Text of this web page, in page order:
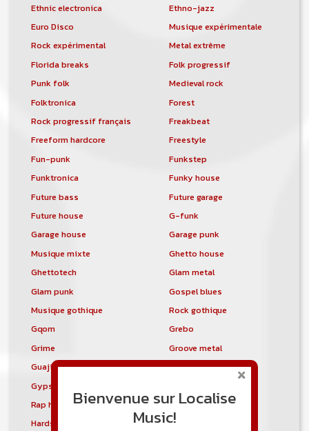
Ethnic electronica
Ethno-jazz
Euro Disco
Musique expérimentale
Rock expérimental
Metal extrême
Florida breaks
Folk progressif
Punk folk
Medieval rock
Folktronica
Forest
Rock progressif français
Freakbeat
Freeform hardcore
Freestyle
Fun-punk
Funkstep
Funktronica
Funky house
Future bass
Future garage
Future house
G-funk
Garage house
Garage punk
Musique mixte
Ghetto house
Ghettotech
Glam metal
Glam punk
Gospel blues
Musique gothique
Rock gothique
Gqom
Grebo
Grime
Groove metal
Guajira
Guaracha
Gypsy punk
Rap hardcore
Industrial hardcore
Hardstep
Hardstyle
Bienvenue sur Localise
Music!